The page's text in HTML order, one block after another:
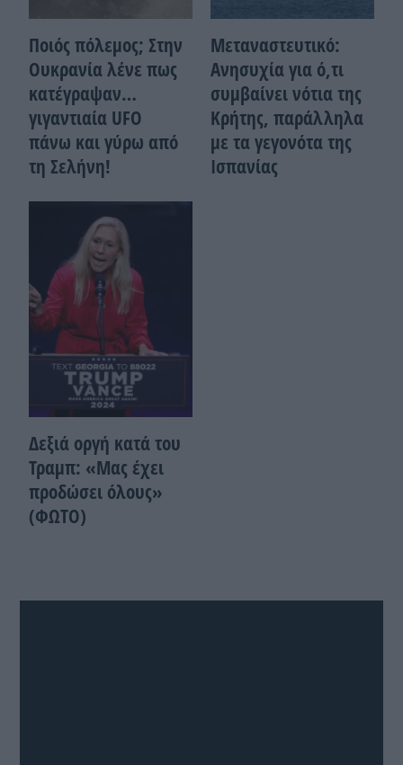
Ποιός πόλεμος; Στην
Ουκρανία λένε πως
κατέγραψαν…
γιγαντιαία UFO
πάνω και γύρω από
τη Σελήνη!
Μεταναστευτικό:
Ανησυχία για ό,τι
συμβαίνει νότια της
Κρήτης, παράλληλα
με τα γεγονότα της
Ισπανίας
Δεξιά οργή κατά του
Τραμπ: «Μας έχει
προδώσει όλους»
(ΦΩΤΟ)